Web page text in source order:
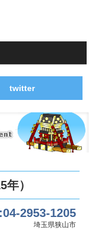
twitter
）
2953-1205
埼玉県狭山市